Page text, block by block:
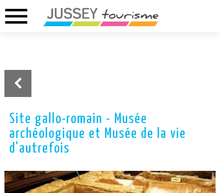
menu ANET
DREUX 02.37.46.01.73
Site gallo-romain - Musée
archéologique et Musée de la vie
d'autrefois